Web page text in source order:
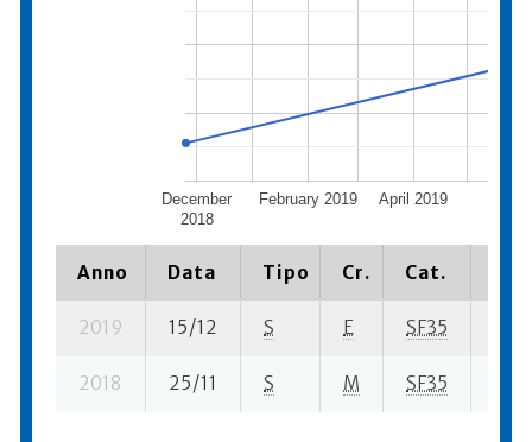
December
2018
February 2019 April 2019
Anno Data Tipo Cr. Cat.
2019 15/12 S E SF35
2018 25/11 S M SF35